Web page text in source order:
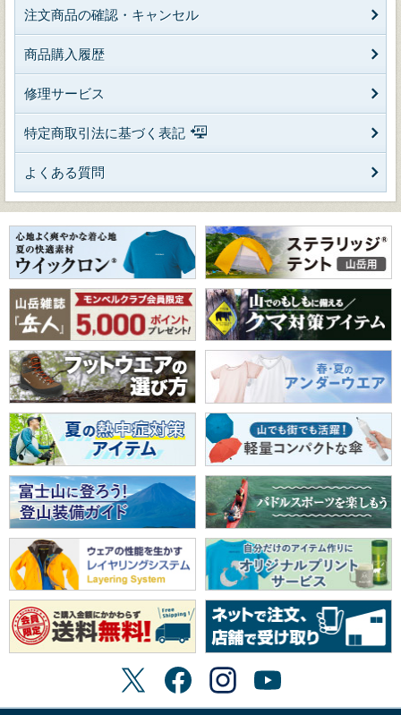
注文商品の確認・キャンセル
商品購入履歴
修理サービス
特定商取引法に基づく表記
よくある質問